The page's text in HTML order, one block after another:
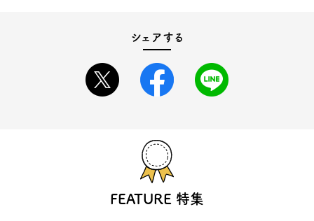
シェアする
FEATURE 特集